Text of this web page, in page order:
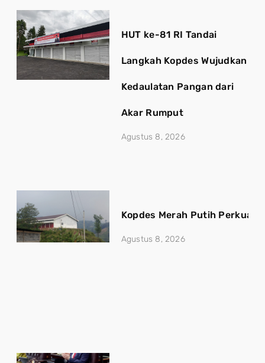
HUT ke-81 RI Tandai
Langkah Kopdes Wujudkan
Kedaulatan Pangan dari
Akar Rumput
Agustus 8, 2026
Kopdes Merah Putih Perkuat
Agustus 8, 2026